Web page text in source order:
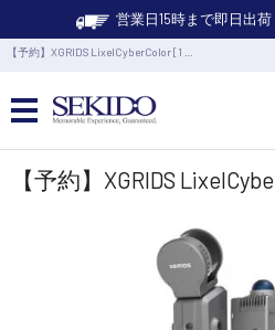
営業日15時まで即日出荷
【予約】XGRIDS LixelCyberColor [1 …
カメラドローン・生活家電
カメラ・スタビライザー
業務用ドローン・業務関連製品
【予約】XGRIDS